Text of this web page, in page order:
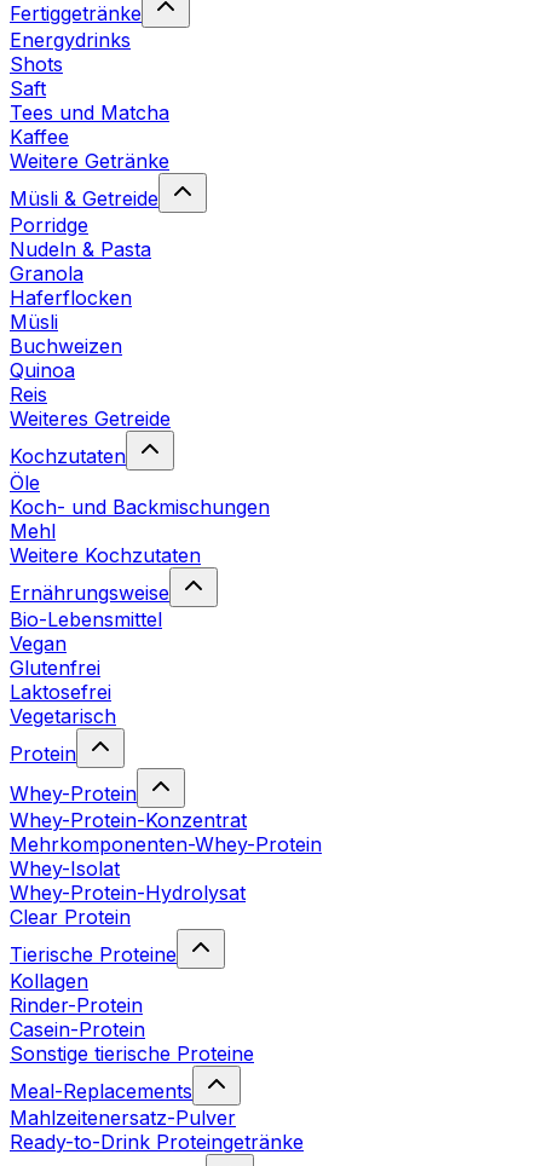
Fertiggetränke
Energydrinks
Shots
Saft
Tees und Matcha
Kaffee
Weitere Getränke
Müsli & Getreide
Porridge
Nudeln & Pasta
Granola
Haferflocken
Müsli
Buchweizen
Quinoa
Reis
Weiteres Getreide
Kochzutaten
Öle
Koch- und Backmischungen
Mehl
Weitere Kochzutaten
Ernährungsweise
Bio-Lebensmittel
Vegan
Glutenfrei
Laktosefrei
Vegetarisch
Protein
Whey-Protein
Whey-Protein-Konzentrat
Mehrkomponenten-Whey-Protein
Whey-Isolat
Whey-Protein-Hydrolysat
Clear Protein
Tierische Proteine
Kollagen
Rinder-Protein
Casein-Protein
Sonstige tierische Proteine
Meal-Replacements
Mahlzeitenersatz-Pulver
Ready-to-Drink Proteingetränke